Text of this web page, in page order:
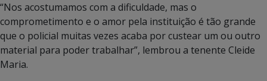
“Nos acostumamos com a dificuldade, mas o
comprometimento e o amor pela instituição é tão grande
que o policial muitas vezes acaba por custear um ou outro
material para poder trabalhar”, lembrou a tenente Cleide
Maria.